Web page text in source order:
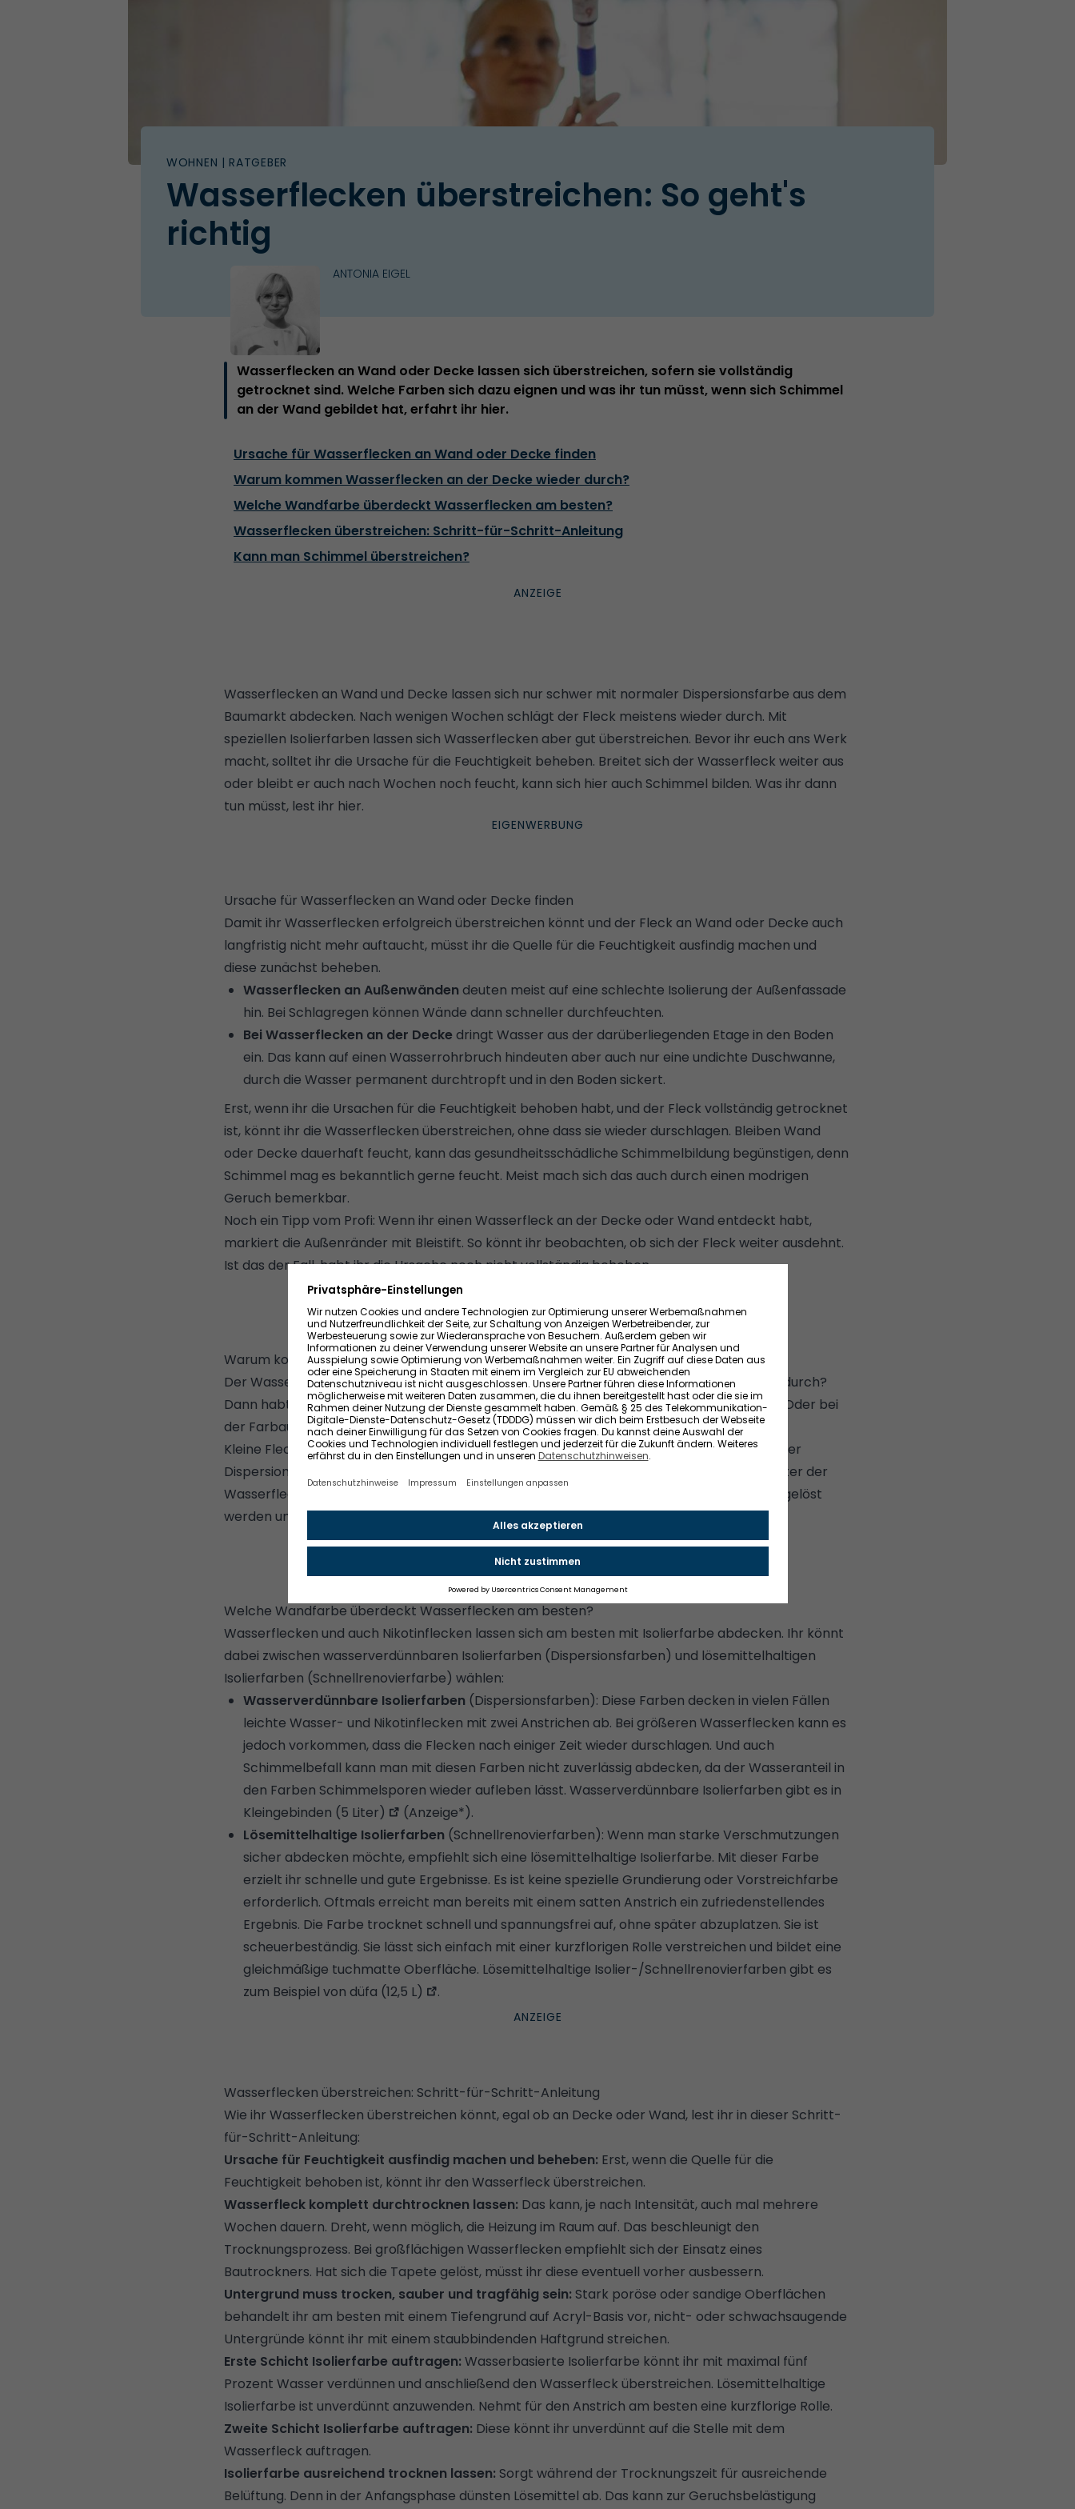
WOHNEN | RATGEBER
Wasserflecken überstreichen: So geht's
richtig
ANTONIA EIGEL
Wasserflecken an Wand oder Decke lassen sich überstreichen, sofern sie vollständig
getrocknet sind. Welche Farben sich dazu eignen und was ihr tun müsst, wenn sich Schimmel
an der Wand gebildet hat, erfahrt ihr hier.
Ursache für Wasserflecken an Wand oder Decke finden
Warum kommen Wasserflecken an der Decke wieder durch?
Welche Wandfarbe überdeckt Wasserflecken am besten?
Wasserflecken überstreichen: Schritt-für-Schritt-Anleitung
Kann man Schimmel überstreichen?
Wasserflecken an Wand und Decke lassen sich nur schwer mit normaler Dispersionsfarbe aus dem
Baumarkt abdecken. Nach wenigen Wochen schlägt der Fleck meistens wieder durch. Mit
speziellen Isolierfarben lassen sich Wasserflecken aber gut überstreichen. Bevor ihr euch ans Werk
macht, solltet ihr die Ursache für die Feuchtigkeit beheben. Breitet sich der Wasserfleck weiter aus
oder bleibt er auch nach Wochen noch feucht, kann sich hier auch Schimmel bilden. Was ihr dann
tun müsst, lest ihr hier.
Ursache für Wasserflecken an Wand oder Decke finden
Damit ihr Wasserflecken erfolgreich überstreichen könnt und der Fleck an Wand oder Decke auch
langfristig nicht mehr auftaucht, müsst ihr die Quelle für die Feuchtigkeit ausfindig machen und
diese zunächst beheben.
Wasserflecken an Außenwänden deuten meist auf eine schlechte Isolierung der Außenfassade
hin. Bei Schlagregen können Wände dann schneller durchfeuchten.
Bei Wasserflecken an der Decke dringt Wasser aus der darüberliegenden Etage in den Boden
ein. Das kann auf einen Wasserrohrbruch hindeuten aber auch nur eine undichte Duschwanne,
durch die Wasser permanent durchtropft und in den Boden sickert.
Erst, wenn ihr die Ursachen für die Feuchtigkeit behoben habt, und der Fleck vollständig getrocknet
ist, könnt ihr die Wasserflecken überstreichen, ohne dass sie wieder durschlagen. Bleiben Wand
oder Decke dauerhaft feucht, kann das gesundheitsschädliche Schimmelbildung begünstigen, denn
Schimmel mag es bekanntlich gerne feucht. Meist mach sich das auch durch einen modrigen
Geruch bemerkbar.
Noch ein Tipp vom Profi: Wenn ihr einen Wasserfleck an der Decke oder Wand entdeckt habt,
markiert die Außenränder mit Bleistift. So könnt ihr beobachten, ob sich der Fleck weiter ausdehnt.
Ist das der Fall, habt ihr die Ursache noch nicht vollständig behoben.
Warum kommen Wasserflecken an der Decke wieder durch?
Der Wasserfleck ist überstrichen, doch er schimmert nach wenigen Tagen schon wieder durch?
Dann habt ihr entweder die Ursache für die Feuchtigkeit noch nicht vollständig behoben. Oder bei
der Farbauswahl auf gewöhnliche, wasserbasierte Dispersionsfarbe gesetzt.
Kleine Flecken bekommt ihr damit vielleicht noch abgedeckt. Der große Wasseranteil in der
Dispersionsfarbe hat aber auch einen entscheidenden Nachteil: Je nach Intensität und Alter der
Wasserflecken können starke Verschmutzungen durch den Wasseranteil in der Farbe angelöst
werden und beim Trocknen wieder an die Oberfläche "durchschlagen".
Welche Wandfarbe überdeckt Wasserflecken am besten?
Wasserflecken und auch Nikotinflecken lassen sich am besten mit Isolierfarbe abdecken. Ihr könnt
dabei zwischen wasserverdünnbaren Isolierfarben (Dispersionsfarben) und lösemittelhaltigen
Isolierfarben (Schnellrenovierfarbe) wählen:
Wasserverdünnbare Isolierfarben (Dispersionsfarben): Diese Farben decken in vielen Fällen
leichte Wasser- und Nikotinflecken mit zwei Anstrichen ab. Bei größeren Wasserflecken kann es
jedoch vorkommen, dass die Flecken nach einiger Zeit wieder durschlagen. Und auch
Schimmelbefall kann man mit diesen Farben nicht zuverlässig abdecken, da der Wasseranteil in
den Farben Schimmelsporen wieder aufleben lässt. Wasserverdünnbare Isolierfarben gibt es in
Kleingebinden (5 Liter)
(Anzeige*).
Lösemittelhaltige Isolierfarben (Schnellrenovierfarben): Wenn man starke Verschmutzungen
sicher abdecken möchte, empfiehlt sich eine lösemittelhaltige Isolierfarbe. Mit dieser Farbe
erzielt ihr schnelle und gute Ergebnisse. Es ist keine spezielle Grundierung oder Vorstreichfarbe
erforderlich. Oftmals erreicht man bereits mit einem satten Anstrich ein zufriedenstellendes
Ergebnis. Die Farbe trocknet schnell und spannungsfrei auf, ohne später abzuplatzen. Sie ist
scheuerbeständig. Sie lässt sich einfach mit einer kurzflorigen Rolle verstreichen und bildet eine
gleichmäßige tuchmatte Oberfläche. Lösemittelhaltige Isolier-/Schnellrenovierfarben gibt es
zum Beispiel von düfa (12,5 L) .
Wasserflecken überstreichen: Schritt-für-Schritt-Anleitung
Wie ihr Wasserflecken überstreichen könnt, egal ob an Decke oder Wand, lest ihr in dieser Schritt-
für-Schritt-Anleitung:
Ursache für Feuchtigkeit ausfindig machen und beheben: Erst, wenn die Quelle für die
Feuchtigkeit behoben ist, könnt ihr den Wasserfleck überstreichen.
Wasserfleck komplett durchtrocknen lassen: Das kann, je nach Intensität, auch mal mehrere
Wochen dauern. Dreht, wenn möglich, die Heizung im Raum auf. Das beschleunigt den
Trocknungsprozess. Bei großflächigen Wasserflecken empfiehlt sich der Einsatz eines
Bautrockners. Hat sich die Tapete gelöst, müsst ihr diese eventuell vorher ausbessern.
Untergrund muss trocken, sauber und tragfähig sein: Stark poröse oder sandige Oberflächen
behandelt ihr am besten mit einem Tiefengrund auf Acryl-Basis vor, nicht- oder schwachsaugende
Untergründe könnt ihr mit einem staubbindenden Haftgrund streichen.
Erste Schicht Isolierfarbe auftragen: Wasserbasierte Isolierfarbe könnt ihr mit maximal fünf
Prozent Wasser verdünnen und anschließend den Wasserfleck überstreichen. Lösemittelhaltige
Isolierfarbe ist unverdünnt anzuwenden. Nehmt für den Anstrich am besten eine kurzflorige Rolle.
Zweite Schicht Isolierfarbe auftragen: Diese könnt ihr unverdünnt auf die Stelle mit dem
Wasserfleck auftragen.
Isolierfarbe ausreichend trocknen lassen: Sorgt während der Trocknungszeit für ausreichende
Belüftung. Denn in der Anfangsphase dünsten Lösemittel ab. Das kann zur Geruchsbelästigung